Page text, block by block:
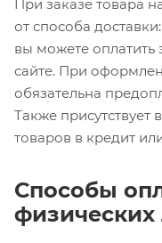
При заказе товара
от способа
вы можете оплатить
сайте. При
обязательна
Также
товаров в кредит
Способы
физических